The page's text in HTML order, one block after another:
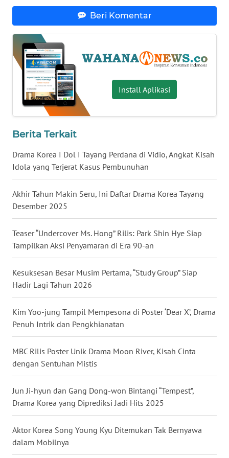
Beri Komentar
Install Aplikasi
Berita Terkait
Drama Korea I Dol I Tayang Perdana di Vidio, Angkat Kisah
Idola yang Terjerat Kasus Pembunuhan
Akhir Tahun Makin Seru, Ini Daftar Drama Korea Tayang
Desember 2025
Teaser “Undercover Ms. Hong” Rilis: Park Shin Hye Siap
Tampilkan Aksi Penyamaran di Era 90-an
Kesuksesan Besar Musim Pertama, “Study Group” Siap
Hadir Lagi Tahun 2026
Kim Yoo-jung Tampil Mempesona di Poster ‘Dear X’, Drama
Penuh Intrik dan Pengkhianatan
MBC Rilis Poster Unik Drama Moon River, Kisah Cinta
dengan Sentuhan Mistis
Jun Ji-hyun dan Gang Dong-won Bintangi “Tempest”,
Drama Korea yang Diprediksi Jadi Hits 2025
Aktor Korea Song Young Kyu Ditemukan Tak Bernyawa
dalam Mobilnya
SERAMBI
WN
JAMBI
WN
SULTRA
WN
WN
SULTENG
WN
SULBAR
WN
WN
SUMBAR
WN
SUMSEL
WN
BENGKULU
WN
LAMPUNG
WN
JATENG